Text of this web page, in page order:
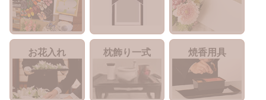
お花入れ 枕飾り一式 焼香用具